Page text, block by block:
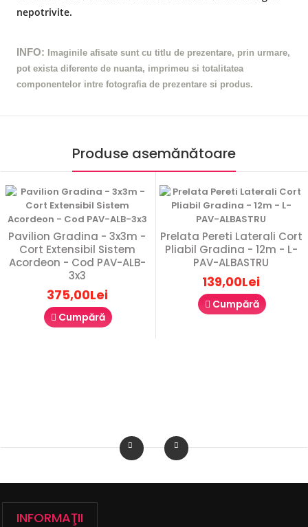
nepotrivite.
INFO: Imaginile afisate sunt cu titlu de prezentare, prin urmare,
pot exista diferente de nuanta, imprimeu si totalitatea
componentelor intre fotografia de prezentare si produs.
Produse asemănătoare
Pavilion Gradina - 3x3m -
Cort Extensibil Sistem
Acordeon - Cod PAV-ALB-
3x3
375,00Lei
Cumpără
Prelata Pereti Laterali Cort
Pliabil Gradina - 12m - L-
PAV-ALBASTRU
139,00Lei
Cumpără
INFORMAŢII